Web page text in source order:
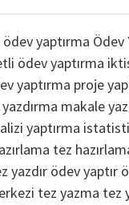
yaptırma Ödev
ödev yaptırma
yaptırma proje
makale
yaptırma
tez
yazdır ödev yaptır
tez yazma tez